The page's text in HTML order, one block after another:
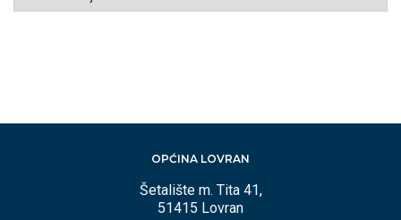
OPĆINA LOVRAN
Šetalište m. Tita 41,
51415 Lovran